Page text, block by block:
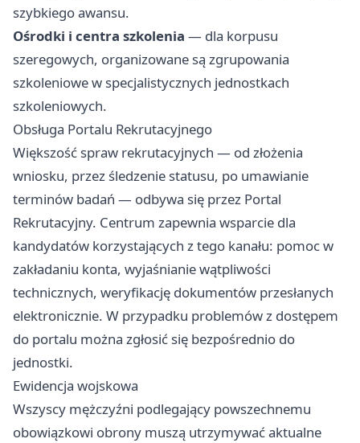
szybkiego awansu.
Ośrodki i centra szkolenia — dla korpusu
szeregowych, organizowane są zgrupowania
szkoleniowe w specjalistycznych jednostkach
szkoleniowych.
Obsługa Portalu Rekrutacyjnego
Większość spraw rekrutacyjnych — od złożenia
wniosku, przez śledzenie statusu, po umawianie
terminów badań — odbywa się przez Portal
Rekrutacyjny. Centrum zapewnia wsparcie dla
kandydatów korzystających z tego kanału: pomoc w
zakładaniu konta, wyjaśnianie wątpliwości
technicznych, weryfikację dokumentów przesłanych
elektronicznie. W przypadku problemów z dostępem
do portalu można zgłosić się bezpośrednio do
jednostki.
Ewidencja wojskowa
Wszyscy mężczyźni podlegający powszechnemu
obowiązkowi obrony muszą utrzymywać aktualne